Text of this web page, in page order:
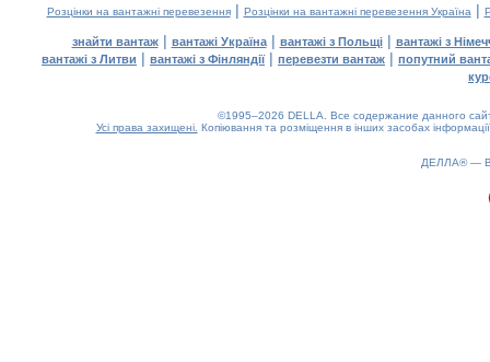
Розцінки на вантажні перевезення| Розцінки на вантажні перевезення Україна |
знайти вантаж| вантажі Україна| вантажі з Польщі| вантажі з
вантажі з Литви | вантажі з Фінляндії| перевезти вантаж | попутний
©1995–2026 DELLA. Все содержание данного
Усі права захищені. Копіювання та розміщення в інших засобах
ДЕЛЛА® —